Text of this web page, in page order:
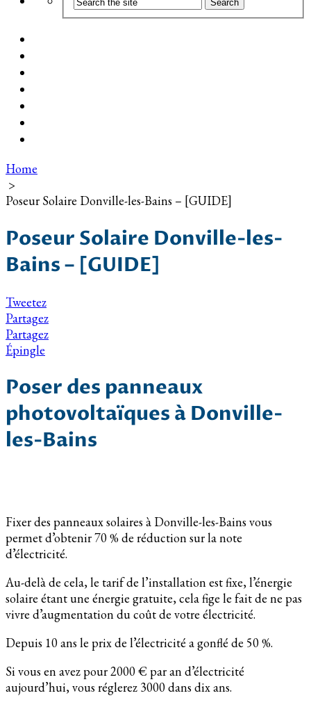
Home
>
Poseur Solaire Donville-les-Bains – [GUIDE]
Poseur Solaire Donville-les-
Bains – [GUIDE]
Tweetez
Partagez
Partagez
Épingle
Poser des panneaux
photovoltaïques à Donville-
les-Bains
Fixer des panneaux solaires à Donville-les-Bains vous
permet d’obtenir 70 % de réduction sur la note
d’électricité.
Au-delà de cela, le tarif de l’installation est fixe, l’énergie
solaire étant une énergie gratuite, cela fige le fait de ne pas
vivre d’augmentation du coût de votre électricité.
Depuis 10 ans le prix de l’électricité a gonflé de 50 %.
Si vous en avez pour 2000 € par an d’électricité
aujourd’hui, vous réglerez 3000 dans dix ans.